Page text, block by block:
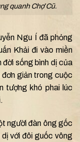
quanh Chợ Cũ.
Ngu Í đã phỏng
Khải đi vào miền
đời sống bình dị của
đơn giản trong cuộc
tượng khó phai lúc
người đàn ông gốc
với đôi guốc vông